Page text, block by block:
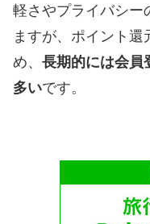
軽さやプライバシー
ますが、ポイント
め、 長期的には会員
多いです。